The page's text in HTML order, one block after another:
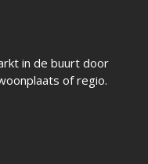
in de buurt door
of regio.